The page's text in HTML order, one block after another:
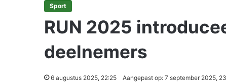
Sport
RUN 2025
deelnemers
6 augustus 2025, 22:25 Aangepast op: 7 september 2025,